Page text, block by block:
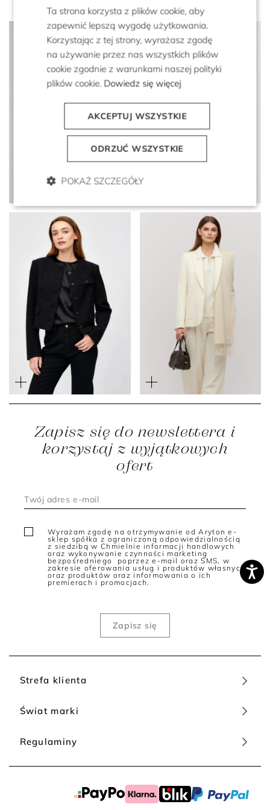
Szary wełniany żakiet
dwurzędowy w jodełkę
Czarny żakiet z wełną do
Krótki czarny żakiet
pudełkowy
1 999 zł
1 199 zł
Wełniany śmietankowy
żakiet do garnituru z
kaszmirem
2 199 zł
Strefa klienta
Świat marki
Regulaminy
Zapisz się do newslettera i
korzystaj z wyjątkowych
ofert
Wyrażam zgodę na otrzymywanie od Aryton e-
sklep spółka z ograniczoną odpowiedzialnością
z siedzibą w Chmielnie informacji handlowych
oraz wykonywanie czynności marketing
bezpośredniego poprzez e-mail oraz SMS, w
zakresie oferowania usług i produktów własnych
oraz produktów oraz informowania o ich
premierach i promocjach.
Ta strona korzysta z plików cookie, aby
zapewnić lepszą wygodę użytkowania.
Korzystając z tej strony, wyrażasz zgodę
na używanie przez nas wszystkich plików
cookie zgodnie z warunkami naszej polityki
plików cookie. Dowiedz się więcej
AKCEPTUJ WSZYSTKIE
ODRZUĆ WSZYSTKIE
POKAŻ SZCZEGÓŁY